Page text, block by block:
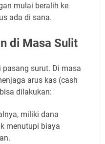
mulai beralih ke
ada di sana.
di Masa Sulit
surut. Di masa
arus kas (cash
dilakukan:
miliki dana
menutupi biaya